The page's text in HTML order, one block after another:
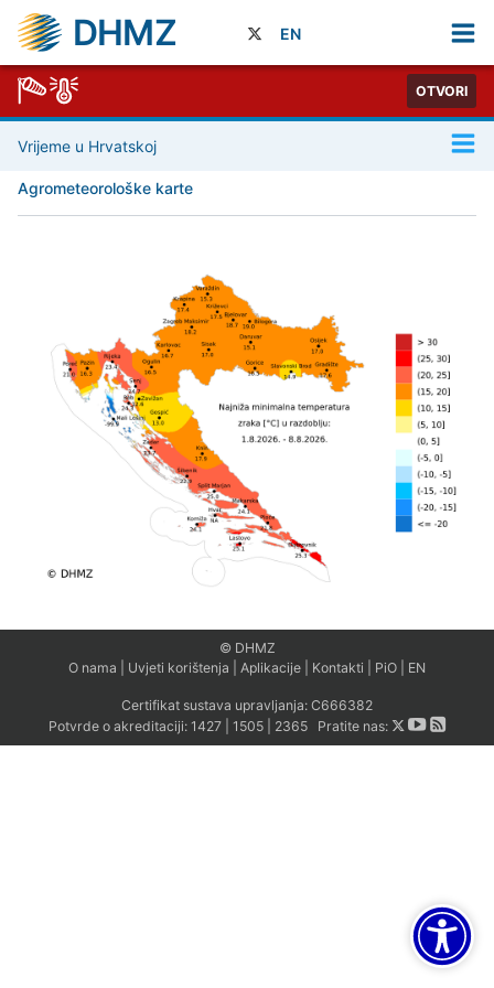
DHMZ EN
OTVORI
Vrijeme u Hrvatskoj
Agrometeorološke karte
© DHMZ
O nama
Uvjeti korištenja Aplikacije Kontakti PiO EN
Certifikat sustava upravljanja: C666382
Potvrde o akreditaciji: 1427| 1505| 2365Pratite nas: